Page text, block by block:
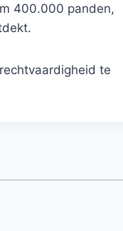
400.000 panden,
te